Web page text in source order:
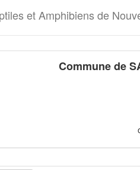
et Amphibiens de
Commune de